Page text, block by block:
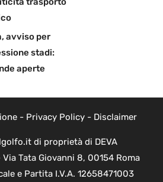
avviso per
stadi:
aperte
- Privacy Policy- Disclaimer
di proprietà di DEVA
Via Tata Giovanni 8, 00154 Roma
e Partita I.V.A. 12658471003